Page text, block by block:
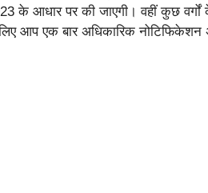
के आधार पर की जाएगी। वहीं कुछ
आप एक बार अधिकारिक नोटिफिकेशन